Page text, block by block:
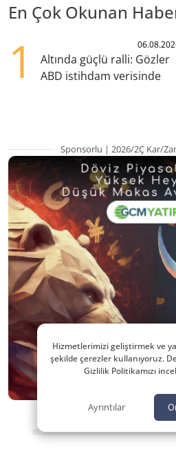
En Çok Okunan
1
Altında güçlü ralli: Gözler
ABD istihdam verisinde
Sponsorlu | 2026/2Ç Kar/
Hizmetlerimizi geliştirmek ve
şekilde çerezler kullanıyoruz.
Gizlilik Politikamızı
Ayrıntılar